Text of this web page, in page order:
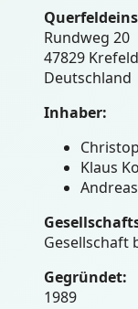
Rundweg 20
47829 Krefeld
Deutschland
Inhaber:
Klaus
Gesellschaft
Gegründet:
1989